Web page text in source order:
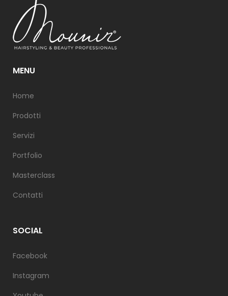
MENU
Home
Prodotti
Servizi
Portfolio
Masterclass
Contatti
SOCIAL
Facebook
Instagram